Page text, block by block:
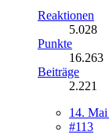
Reaktionen
5.028
Punkte
16.263
Beiträge
2.221
14.
#113